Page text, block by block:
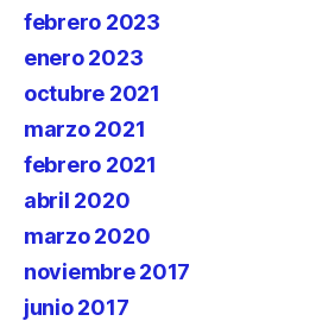
febrero 2023
enero 2023
octubre 2021
marzo 2021
febrero 2021
abril 2020
marzo 2020
noviembre 2017
junio 2017